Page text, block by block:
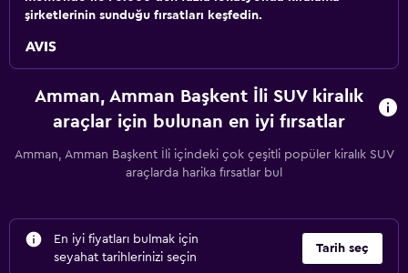
şirketlerinin sunduğu fırsatları keşfedin.
Amman, Amman Başkent İli SUV kiralık
araçlar için bulunan en iyi fırsatlar
Amman, Amman Başkent İli içindeki çok çeşitli popüler kiralık SUV
araçlarda harika fırsatlar bul
En iyi fiyatları bulmak için
seyahat tarihlerinizi seçin
Tarih seç